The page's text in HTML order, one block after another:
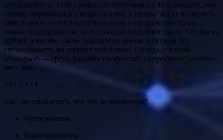
представители этой профессии получали на 48% меньше, чем
сейчас, перебиваясь с воды на хлеб, а теперь могут позволить
себе пожить на широкую ногу, ведь в среднем по стране
новые сотрудники на этой позиции получают около 170 тысяч
рублей в месяц. Такие показатели мигом вознесли эту
специальность на зарплатный олимп. Правда, с одной
оговоркой — среди рабочих профессий. Попробуете угадать,
кто это?
ТЕСТ1 / 1
Уже догадываетесь, что это за профессия?
Фрезеровщик
Водопроводчик